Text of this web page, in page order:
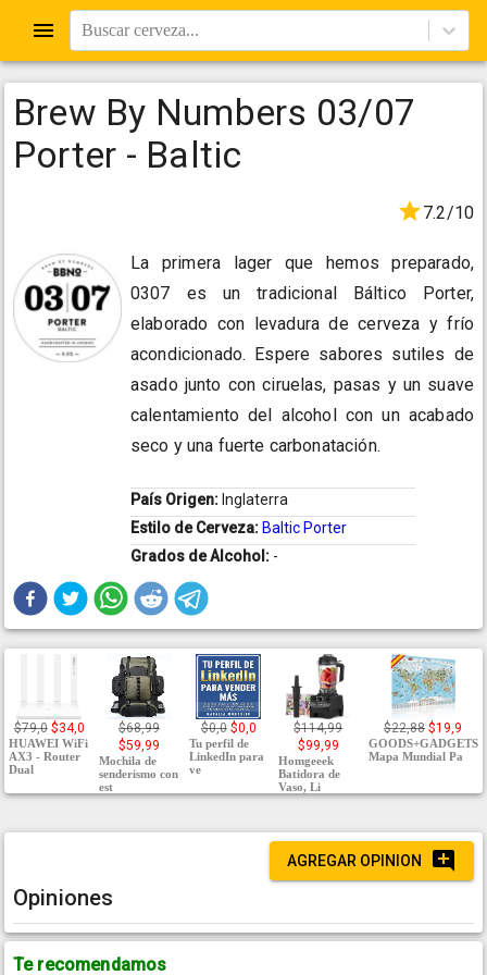
Buscar cerveza...
Brew By Numbers 03/07
Porter - Baltic
7.2/10
La primera lager que hemos preparado,
0307 es un tradicional Báltico Porter,
elaborado con levadura de cerveza y frío
acondicionado. Espere sabores sutiles de
asado junto con ciruelas, pasas y un suave
calentamiento del alcohol con un acabado
seco y una fuerte carbonatación.
País Origen: Inglaterra
Estilo de Cerveza: Baltic Porter
Grados de Alcohol: -
$79,0 $34,0
HUAWEI WiFi
AX3 - Router
Dual
$68,99
$59,99
Mochila de
senderismo con
est
$0,0 $0,0
Tu perfil de
LinkedIn para
ve
$114,99
$99,99
Homgeeek
Batidora de
Vaso, Li
$22,88 $19,9
GOODS+GADGETS
Mapa Mundial Pa
AGREGAR OPINION
Opiniones
Te recomendamos